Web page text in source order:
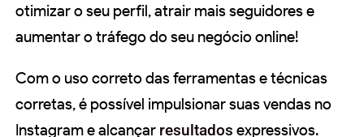
otimizar o seu perfil, atrair mais seguidores e
aumentar o tráfego do seu negócio online!
Com o uso correto das ferramentas e técnicas
corretas, é possível impulsionar suas vendas no
Instagram e alcançar resultados expressivos.